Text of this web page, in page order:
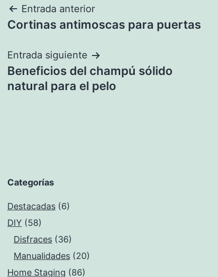
Navegación
de
entradas
Entrada anterior
Cortinas antimoscas para puertas
Entrada siguiente
Beneficios del champú sólido
natural para el pelo
Categorías
Destacadas (6)
DIY (58)
Disfraces (36)
Manualidades (20)
Home Staging (86)